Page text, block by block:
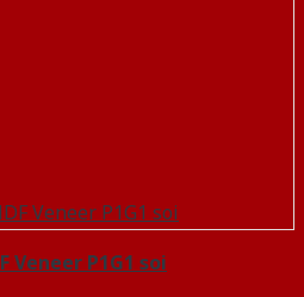
Veneer P1G1 soi